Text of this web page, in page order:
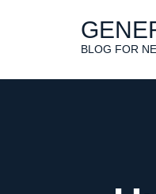
BLOG FOR